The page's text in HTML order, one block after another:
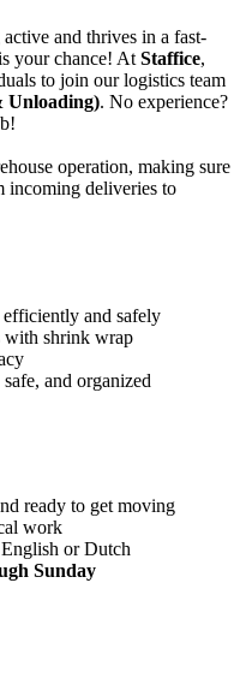
and thrives in a fast-
your chance! At Staffice,
to join our logistics team
Unloading). No experience?
operation, making sure
incoming deliveries to
and safely
with shrink wrap
and organized
ready to get moving
work
or Dutch
Sunday